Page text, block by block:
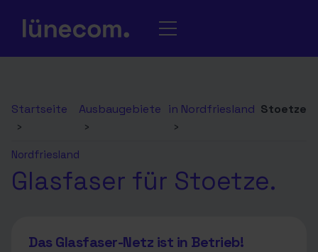
Startseite
›
Ausbaugebiete
›
in Nordfriesland
›
Stoetze
Nordfriesland
Glasfaser für Stoetze.
Das Glasfaser-Netz ist in Betrieb!